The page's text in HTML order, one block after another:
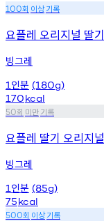
100회 이상기록
요플레 오리지널 딸기
빙그레
1 인분 (180g)
170kcal
50회 미만기록
요플레 딸기 오리지널
빙그레
1 인분 (85g)
75kcal
500회 이상기록